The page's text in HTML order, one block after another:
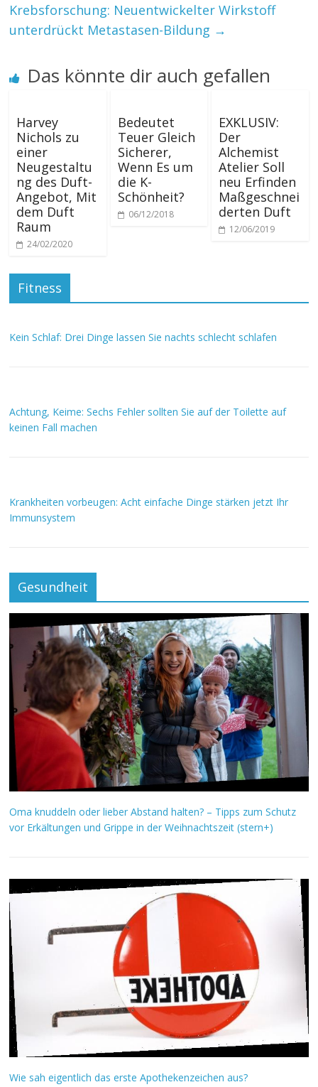
Krebsforschung: Neuentwickelter Wirkstoff
unterdrückt Metastasen-Bildung →
Das könnte dir auch gefallen
Harvey
Nichols zu
einer
Neugestaltu
ng des Duft-
Angebot, Mit
dem Duft
Raum
24/02/2020
Bedeutet
Teuer Gleich
Sicherer,
Wenn Es um
die K-
Schönheit?
06/12/2018
EXKLUSIV:
Der
Alchemist
Atelier Soll
neu Erfinden
Maßgeschnei
derten Duft
12/06/2019
Fitness
Kein Schlaf: Drei Dinge lassen Sie nachts schlecht schlafen
Achtung, Keime: Sechs Fehler sollten Sie auf der Toilette auf
keinen Fall machen
Krankheiten vorbeugen: Acht einfache Dinge stärken jetzt Ihr
Immunsystem
Gesundheit
Oma knuddeln oder lieber Abstand halten? – Tipps zum Schutz
vor Erkältungen und Grippe in der Weihnachtszeit (stern+)
Wie sah eigentlich das erste Apothekenzeichen aus?